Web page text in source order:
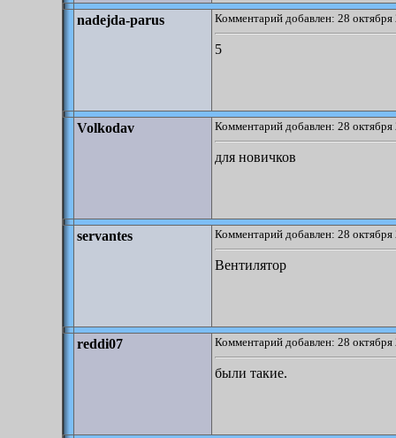
nadejda-parus Комментарий добавлен: 28
5
Volkodav Комментарий добавлен: 28
для новичков
servantes Комментарий добавлен: 28
Вентилятор
reddi07 Комментарий добавлен: 28
были такие.